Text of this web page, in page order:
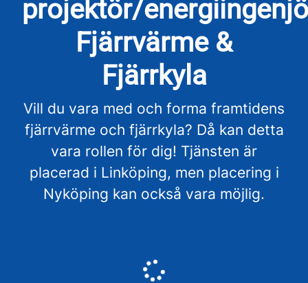
projektör/
Fjärrvärme &
Fjärrkyla
Vill du vara med och forma framtidens
fjärrvärme och fjärrkyla? Då kan detta
vara rollen för dig! Tjänsten är
placerad i Linköping, men placering i
Nyköping kan också vara möjlig.